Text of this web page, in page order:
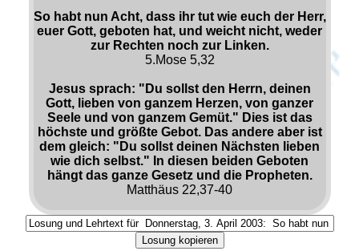
So habt nun Acht, dass ihr tut wie euch der Herr,
euer Gott, geboten hat, und weicht nicht, weder
zur Rechten noch zur Linken.
5.Mose 5,32
Jesus sprach: "Du sollst den Herrn, deinen
Gott, lieben von ganzem Herzen, von ganzer
Seele und von ganzem Gemüt." Dies ist das
höchste und größte Gebot. Das andere aber ist
dem gleich: "Du sollst deinen Nächsten lieben
wie dich selbst." In diesen beiden Geboten
hängt das ganze Gesetz und die Propheten.
Matthäus 22,37-40
Losung kopieren